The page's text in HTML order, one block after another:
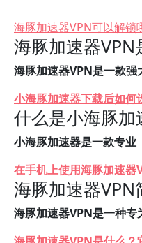
海豚加速器VPN可以解锁
海豚加速器VPN
海豚加速器VPN是一款强
小海豚加速器下载后如何
什么是小海豚加
小海豚加速器是一款专业
在手机上使用海豚加速器
海豚加速器VPN
海豚加速器VPN是一种